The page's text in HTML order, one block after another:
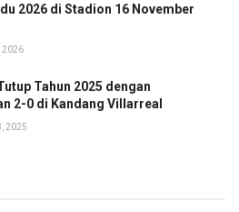
2026 di Stadion 16 November
2026
Tahun 2025 dengan
2-0 di Kandang Villarreal
2025